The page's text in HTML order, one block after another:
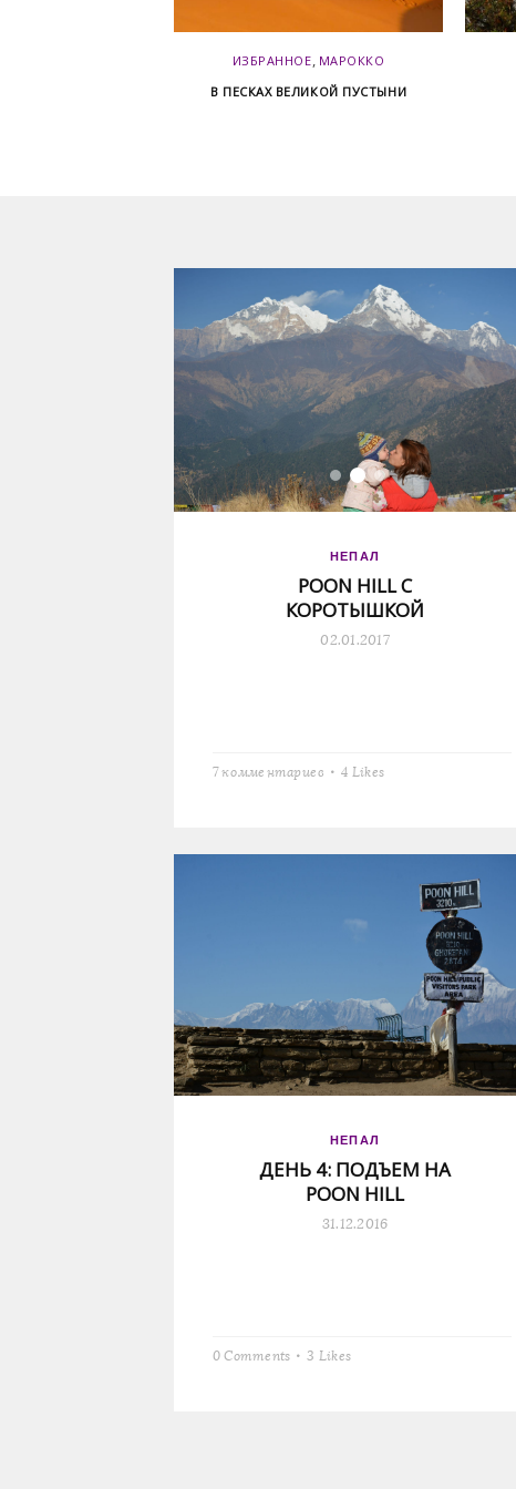
ИЗБРАННОЕ, МАРОККО
В ПЕСКАХ ВЕЛИКОЙ ПУСТЫНИ
НЕПАЛ
POON HILL С
КОРОТЫШКОЙ
02.01.2017
7 комментариев 4 Likes
НЕПАЛ
ДЕНЬ 4: ПОДЪЕМ НА
POON HILL
31.12.2016
0 Comments 3 Likes